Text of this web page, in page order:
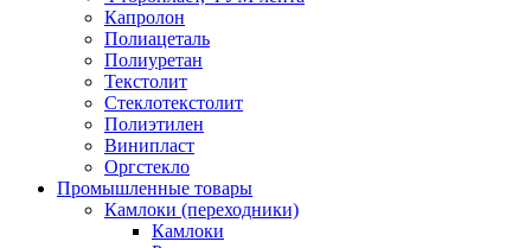
Капролон
Полиацеталь
Полиуретан
Текстолит
Стеклотекстолит
Полиэтилен
Винипласт
Оргстекло
Промышленные товары
Камлоки (переходники)
Камлоки